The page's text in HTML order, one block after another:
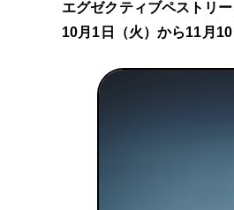
エグゼクティブペストリ
10月1日（火）から11月